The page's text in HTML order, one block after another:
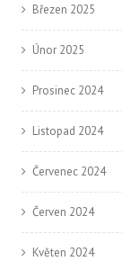
Březen 2025
Únor 2025
Prosinec 2024
Listopad 2024
Červenec 2024
Červen 2024
Květen 2024